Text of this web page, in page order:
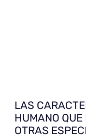
LAS
HUMANO
OTRAS